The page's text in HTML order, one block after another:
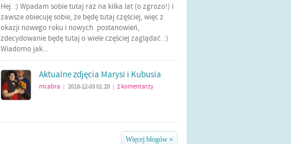
Hej. :) Wpadam sobie tutaj raz na kilka lat (o zgrozo!) i
zawsze obiecuję sobie, że będę tutaj częściej, więc z
okazji nowego roku i nowych postanowień,
zdecydowanie będę tutaj o wiele częściej zaglądać. :)
Wiadomo jak...
Aktualne zdjęcia Marysi i Kubusia
mcabra 2018-12-03 01:20 2 komentarzy
Więcej blogów »